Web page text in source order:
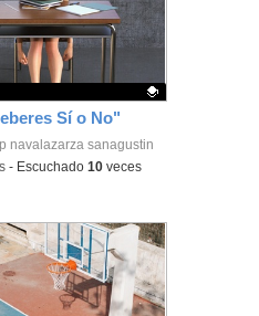
Sí o No"
navalazarza sanagustin
- Escuchado 10veces